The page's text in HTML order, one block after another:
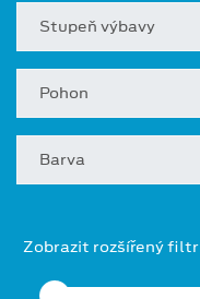
Stupeň výbavy
Pohon
Barva
Zobrazit rozšířený filtr